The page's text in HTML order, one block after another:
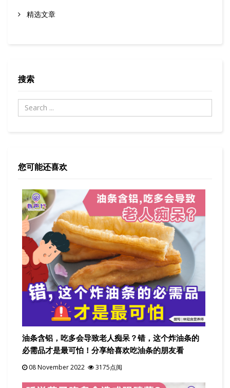
精选文章
搜索
您可能还喜欢
油条含铝，吃多会导致老人痴呆？错，这个炸油条的
必需品才是最可怕！分享给喜欢吃油条的朋友看
08 November 2022 3175点阅